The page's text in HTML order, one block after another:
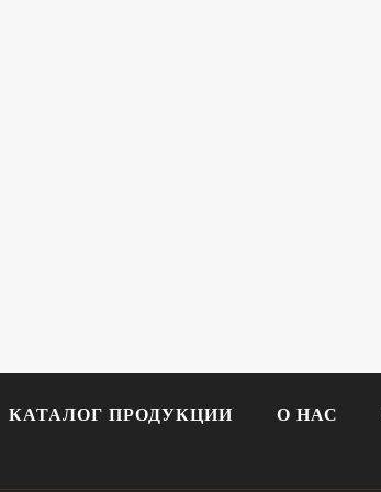
КАТАЛОГ ПРОДУКЦИИ О НАС